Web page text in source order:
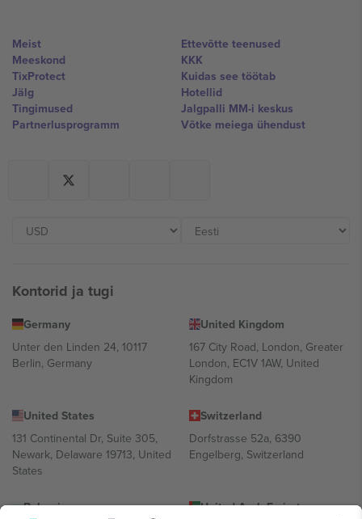
Meist
Meeskond
TixProtect
Jälg
Tingimused
Partnerlusprogramm
Ettevõtte teenused
KKK
Kuidas see töötab
Hotellid
Jalgpalli MM-i keskus
Võtke meiega ühendust
Kontorid ja tugi
Germany
Unter den Linden 24, 10117
Berlin, Germany
United Kingdom
167 City Road, London, Greater
London, EC1V 1AW, United
Kingdom
United States
131 Continental Dr, Suite 305,
Newark, Delaware 19713, United
States
Switzerland
Dorfstrasse 52a, 6390
Engelberg, Switzerland
Bulgaria
United Arab Emirates